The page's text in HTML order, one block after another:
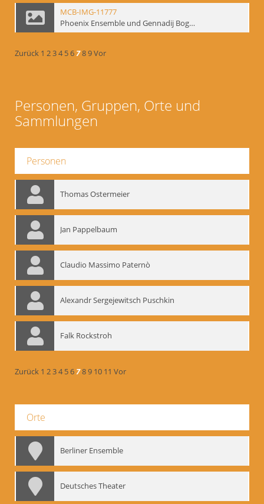
MCB-IMG-11777
Phoenix Ensemble und Gennadij Bogdanow; BM-img-105-3
Zurück 1 234 56789Vor
Personen, Gruppen, Orte und
Sammlungen
Personen
Thomas Ostermeier
Jan Pappelbaum
Claudio Massimo Paternò
Alexandr Sergejewitsch Puschkin
Falk Rockstroh
Zurück 1 234 56789 10 11 Vor
Orte
Berliner Ensemble
Deutsches Theater